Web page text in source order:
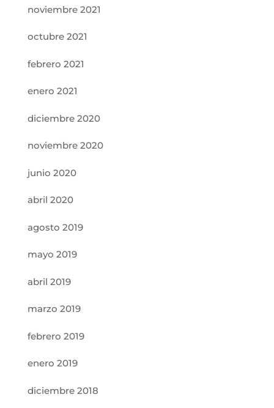
noviembre 2021
octubre 2021
febrero 2021
enero 2021
diciembre 2020
noviembre 2020
junio 2020
abril 2020
agosto 2019
mayo 2019
abril 2019
marzo 2019
febrero 2019
enero 2019
diciembre 2018